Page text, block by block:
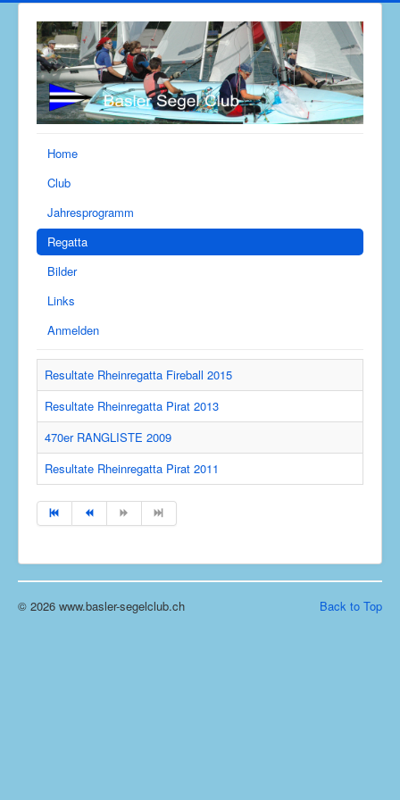
Home
Club
Jahresprogramm
Regatta
Bilder
Links
Anmelden
Resultate Rheinregatta Fireball 2015
Resultate Rheinregatta Pirat 2013
470er RANGLISTE 2009
Resultate Rheinregatta Pirat 2011
Back to Top
© 2026 www.basler-segelclub.ch